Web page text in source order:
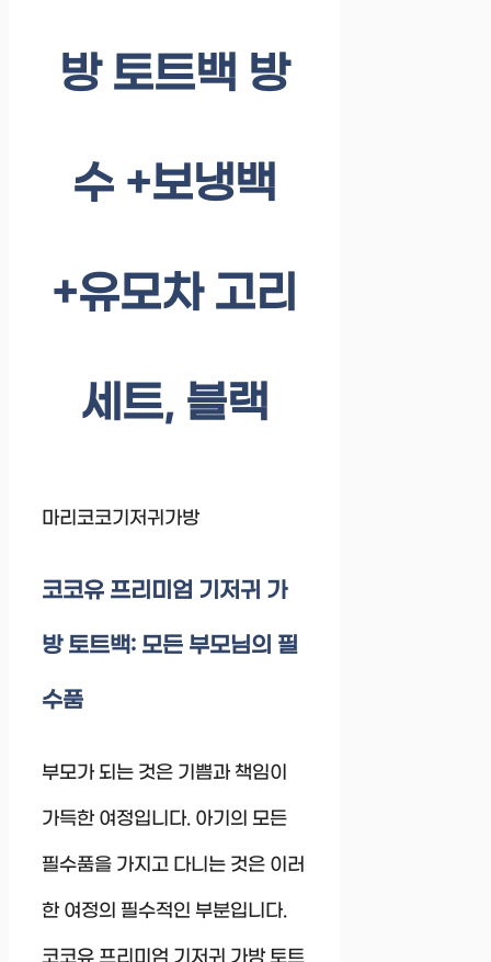
방 토트백 방
수 +보냉백
+유모차 고리
세트, 블랙
마리코코기저귀가방
코코유 프리미엄 기저귀 가
방 토트백: 모든 부모님의 필
수품
부모가 되는 것은 기쁨과 책임이
가득한 여정입니다. 아기의 모든
필수품을 가지고 다니는 것은 이러
한 여정의 필수적인 부분입니다.
코코유 프리미엄 기저귀 가방 토트